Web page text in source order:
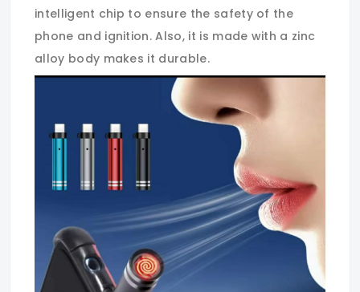
intelligent chip to ensure the safety of the
phone and ignition. Also, it is made with a zinc
alloy body makes it durable.